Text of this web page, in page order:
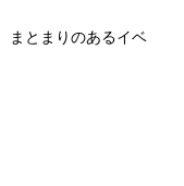
まとまりのあるイベ